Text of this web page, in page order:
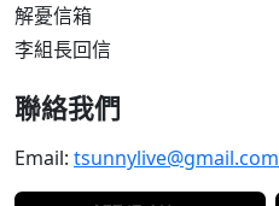
解憂信箱
李組長回信
聯絡我們
Email: tsunnylive@gmail.com